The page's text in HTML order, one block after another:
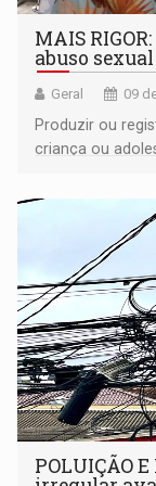
MAIS
abuso
Geral 09
Produzir ou
criança ou
POLUIÇÃO